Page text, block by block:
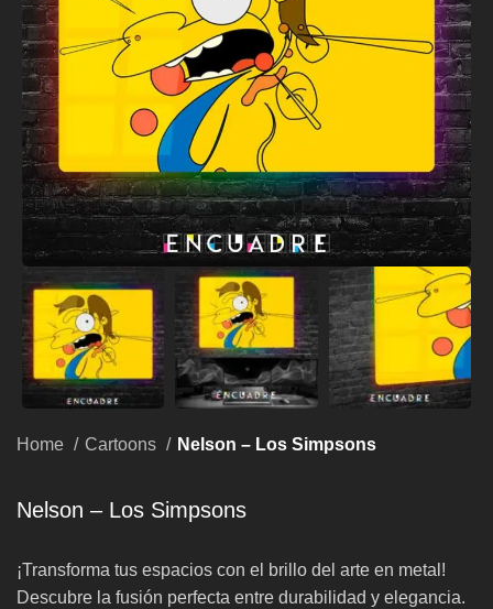
Home Cartoons Nelson – Los Simpsons
Nelson – Los Simpsons
¡Transforma tus espacios con el brillo del arte en metal!
Descubre la fusión perfecta entre durabilidad y elegancia.